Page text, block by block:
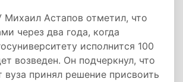
Михаил Астапов отметил, что
через два года, когда
исполнится 100
возведен. Он подчеркнул, что
вуза принял решение присвоить